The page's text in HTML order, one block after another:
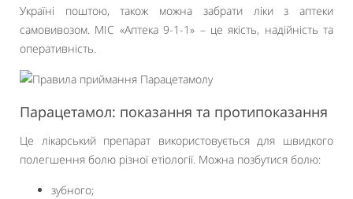
Україні поштою, також можна забрати ліки з аптеки
самовивозом. МІС «Аптека 9-1-1» – це якість, надійність та
оперативність.
Парацетамол: показання та протипоказання
Це лікарський препарат використовується для швидкого
полегшення болю різної етіології. Можна позбутися болю:
зубного;